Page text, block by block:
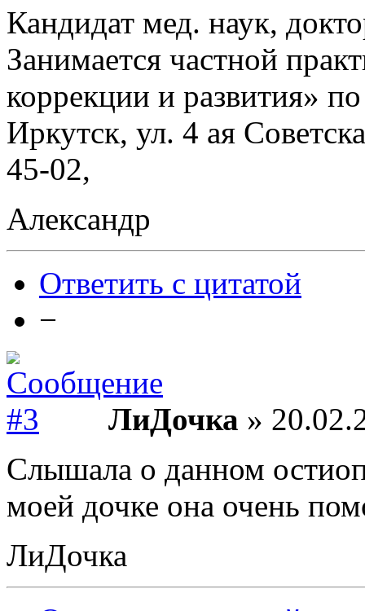
Кандидат мед. наук,
Занимается частной
коррекции и развития»
Иркутск, ул. 4 ая
45-02,
Александр
Ответить с цитатой
−
ЛиДочка »
Слышала о данном
моей дочке она очень
ЛиДочка